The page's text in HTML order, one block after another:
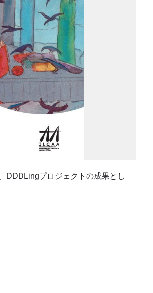
DDDLingプロジェクトの成果とし